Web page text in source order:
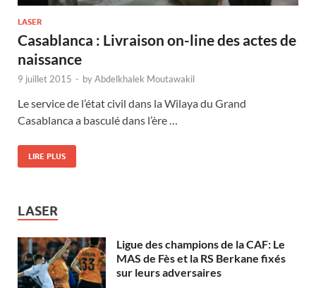
LASER
Casablanca : Livraison on-line des actes de
naissance
9 juillet 2015 - byAbdelkhalek Moutawakil
Le service de l’état civil dans la Wilaya du Grand
Casablanca a basculé dans l’ère …
LIRE PLUS
LASER
Ligue des champions de la CAF: Le
MAS de Fès et la RS Berkane fixés
sur leurs adversaires